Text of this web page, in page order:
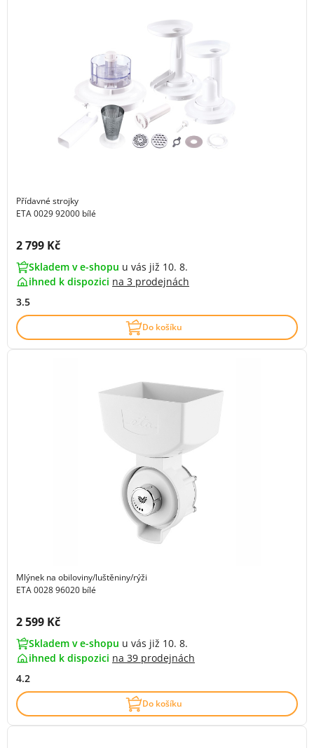
Přídavné strojky
ETA 0029 92000 bílé
Cena s DPH:
2 799 Kč
Skladem v e-shopu u vás již 10. 8.
ihned k dispozici na 3 prodejnách
3.5
Do košíku
Mlýnek na obiloviny/luštěniny/rýži
ETA 0028 96020 bílé
Cena s DPH:
2 599 Kč
Skladem v e-shopu u vás již 10. 8.
ihned k dispozici na 39 prodejnách
4.2
Do košíku